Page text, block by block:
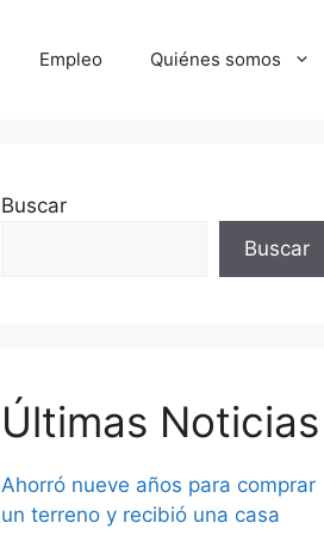
Empleo Quiénes somos
Buscar
Buscar
Últimas Noticias
Ahorró nueve años para comprar
un terreno y recibió una casa